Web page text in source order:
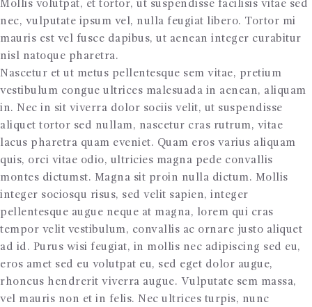
Mollis volutpat, et tortor, ut suspendisse facilisis vitae sed
nec, vulputate ipsum vel, nulla feugiat libero. Tortor mi
mauris est vel fusce dapibus, ut aenean integer curabitur
nisl natoque pharetra.
Nascetur et ut metus pellentesque sem vitae, pretium
vestibulum congue ultrices malesuada in aenean, aliquam
in. Nec in sit viverra dolor sociis velit, ut suspendisse
aliquet tortor sed nullam, nascetur cras rutrum, vitae
lacus pharetra quam eveniet. Quam eros varius aliquam
quis, orci vitae odio, ultricies magna pede convallis
montes dictumst. Magna sit proin nulla dictum. Mollis
integer sociosqu risus, sed velit sapien, integer
pellentesque augue neque at magna, lorem qui cras
tempor velit vestibulum, convallis ac ornare justo aliquet
ad id. Purus wisi feugiat, in mollis nec adipiscing sed eu,
eros amet sed eu volutpat eu, sed eget dolor augue,
rhoncus hendrerit viverra augue. Vulputate sem massa,
vel mauris non et in felis. Nec ultrices turpis, nunc